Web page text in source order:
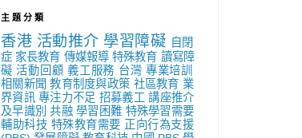
主 題 分 類
香港 活動推介 學習障礙 自閉
症 家長教育 傳媒報導 特殊教育 讀寫障
礙 活動回顧 義工服務 台灣 專業培訓
相關新聞 教育制度與政策 社區教育 業
界資訊 專注力不足 招募義工 講座推介
及早識別 共融 學習困難 特殊學習需要
輔助科技 特殊教育需要 正向行為支援